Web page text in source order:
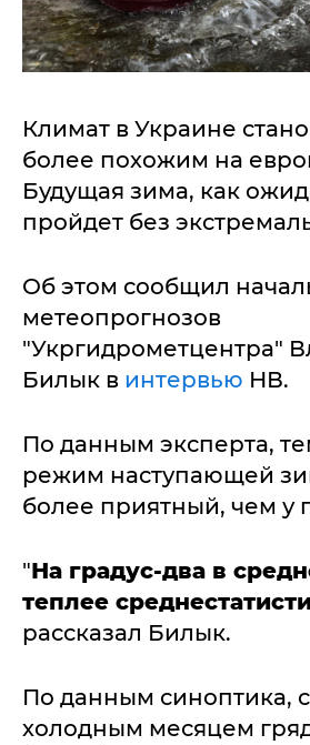
Климат в Украине
более похожим на
Будущая зима, как
пройдет без
Об этом сообщил
метеопрогнозов
"Укргидрометцентра"
Билык в интервью НВ.
По данным эксперта,
режим наступающей
более приятный, чем у
"На градус-два в
теплее
рассказал Билык.
По данным синоптика,
холодным месяцем